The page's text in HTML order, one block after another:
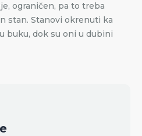
ograničen, pa to treba
stan. Stanovi okrenuti ka
buku, dok su oni u dubini